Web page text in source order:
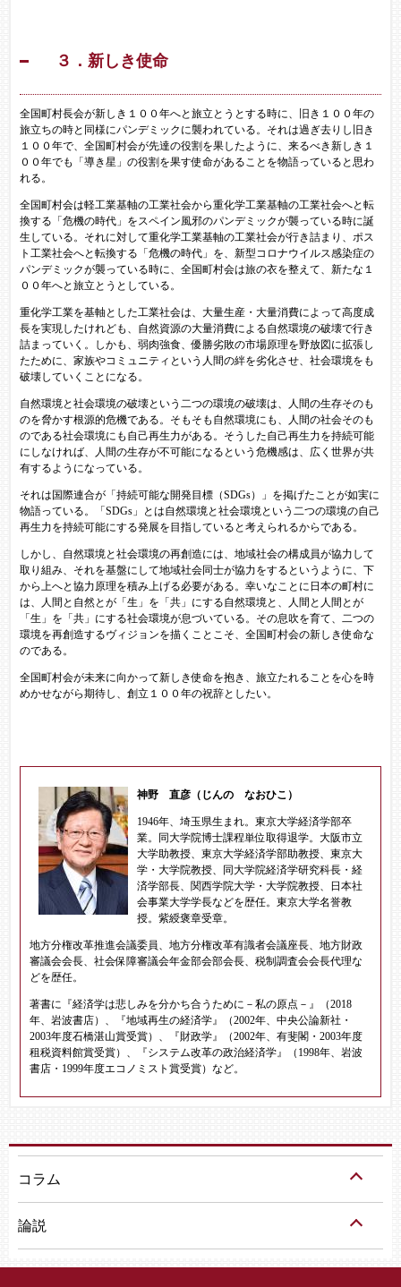
３．新しき使命
全国町村長会が新しき１００年へと旅立とうとする時に、旧き１００年の
旅立ちの時と同様にパンデミックに襲われている。それは過ぎ去りし旧き
１００年で、全国町村会が先達の役割を果したように、来るべき新しき１
００年でも「導き星」の役割を果す使命があることを物語っていると思わ
れる。
全国町村会は軽工業基軸の工業社会から重化学工業基軸の工業社会へと転
換する「危機の時代」をスペイン風邪のパンデミックが襲っている時に誕
生している。それに対して重化学工業基軸の工業社会が行き詰まり、ポス
ト工業社会へと転換する「危機の時代」を、新型コロナウイルス感染症の
パンデミックが襲っている時に、全国町村会は旅の衣を整えて、新たな１
００年へと旅立とうとしている。
重化学工業を基軸とした工業社会は、大量生産・大量消費によって高度成
長を実現したけれども、自然資源の大量消費による自然環境の破壊で行き
詰まっていく。しかも、弱肉強食、優勝劣敗の市場原理を野放図に拡張し
たために、家族やコミュニティという人間の絆を劣化させ、社会環境をも
破壊していくことになる。
自然環境と社会環境の破壊という二つの環境の破壊は、人間の生存そのも
のを脅かす根源的危機である。そもそも自然環境にも、人間の社会そのも
のである社会環境にも自己再生力がある。そうした自己再生力を持続可能
にしなければ、人間の生存が不可能になるという危機感は、広く世界が共
有するようになっている。
それは国際連合が「持続可能な開発目標（SDGs）」を掲げたことが如実に
物語っている。「SDGs」とは自然環境と社会環境という二つの環境の自己
再生力を持続可能にする発展を目指していると考えられるからである。
しかし、自然環境と社会環境の再創造には、地域社会の構成員が協力して
取り組み、それを基盤にして地域社会同士が協力をするというように、下
から上へと協力原理を積み上げる必要がある。幸いなことに日本の町村に
は、人間と自然とが「生」を「共」にする自然環境と、人間と人間とが
「生」を「共」にする社会環境が息づいている。その息吹を育て、二つの
環境を再創造するヴィジョンを描くことこそ、全国町村会の新しき使命な
のである。
全国町村会が未来に向かって新しき使命を抱き、旅立たれることを心を時
めかせながら期待し、創立１００年の祝辞としたい。
神野 直彦（じんの なおひこ）
1946年、埼玉県生まれ。東京大学経済学部卒
業。同大学院博士課程単位取得退学。大阪市立
大学助教授、東京大学経済学部助教授、東京大
学・大学院教授、同大学院経済学研究科長・経
済学部長、関西学院大学・大学院教授、日本社
会事業大学学長などを歴任。東京大学名誉教
授。紫綬褒章受章。
地方分権改革推進会議委員、地方分権改革有識者会議座長、地方財政
審議会会長、社会保障審議会年金部会部会長、税制調査会会長代理な
どを歴任。
著書に『経済学は悲しみを分かち合うために－私の原点－』（2018
年、岩波書店）、『地域再生の経済学』（2002年、中央公論新社・
2003年度石橋湛山賞受賞）、『財政学』（2002年、有斐閣・2003年度
租税資料館賞受賞）、『システム改革の政治経済学』（1998年、岩波
書店・1999年度エコノミスト賞受賞）など。
コラム
論説